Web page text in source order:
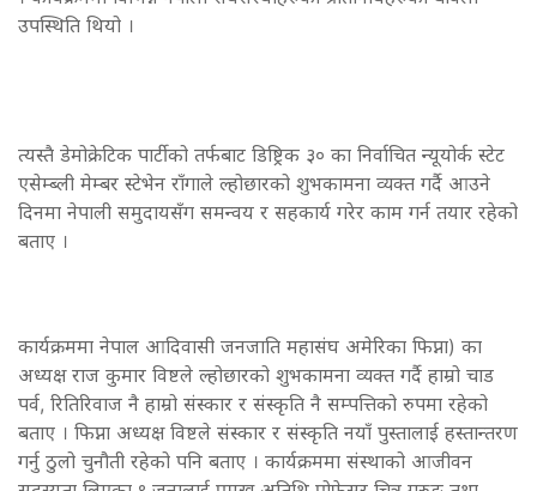
उपस्थिति थियो ।
त्यस्तै डेमोक्रेटिक पार्टीको तर्फबाट डिष्ट्रिक ३० का निर्वाचित न्यूयोर्क स्टेट
एसेम्ब्ली मेम्बर स्टेभेन राँगाले ल्होछारको शुभकामना व्यक्त गर्दै आउने
दिनमा नेपाली समुदायसँग समन्वय र सहकार्य गरेर काम गर्न तयार रहेको
बताए ।
कार्यक्रममा नेपाल आदिवासी जनजाति महासंघ अमेरिका फिप्ना) का
अध्यक्ष राज कुमार विष्टले ल्होछारको शुभकामना व्यक्त गर्दै हाम्रो चाड
पर्व, रितिरिवाज नै हाम्रो संस्कार र संस्कृति नै सम्पत्तिको रुपमा रहेको
बताए । फिप्ना अध्यक्ष विष्टले संस्कार र संस्कृति नयाँ पुस्तालाई हस्तान्तरण
गर्नु ठुलो चुनौती रहेको पनि बताए । कार्यक्रममा संस्थाको आजीवन